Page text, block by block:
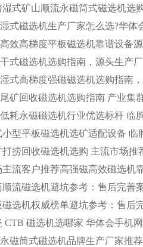
打捞回收磁选机选购 主流市场推
主流客户推荐高强磁高效磁选机